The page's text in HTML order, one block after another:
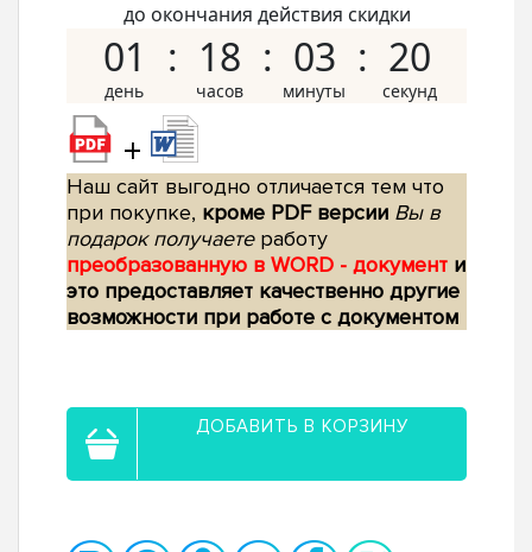
до окончания действия скидки
01 18 03 19
+
Наш сайт выгодно отличается тем что
при покупке, кроме PDF версии Вы в
подарок получаетеработу
преобразованную в WORD - документ и
это предоставляет качественно другие
возможности при работе с документом
ДОБАВИТЬ В КОРЗИНУ